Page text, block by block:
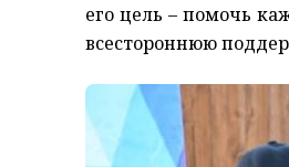
его цель – помочь
всестороннюю